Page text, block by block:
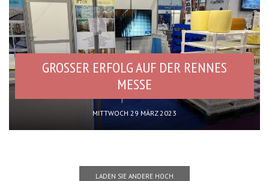
GROSSER ERFOLG AUF DER RENNES M
ESSE
MITTWOCH 29 MÄRZ 2023
LADEN SIE ANDERE HOCH